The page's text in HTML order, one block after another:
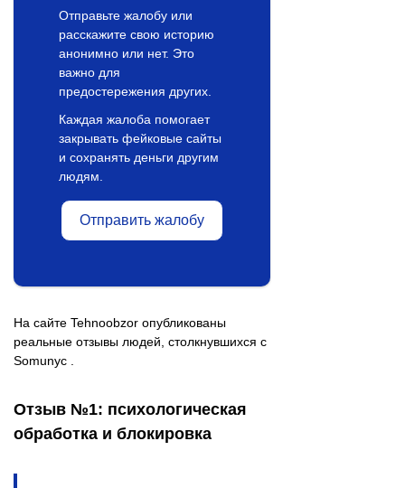
Отправьте жалобу или
расскажите свою историю
анонимно или нет. Это
важно для
предостережения других.
Каждая жалоба помогает
закрывать фейковые сайты
и сохранять деньги другим
людям.
Отправить жалобу
На сайте Tehnoobzor опубликованы
реальные отзывы людей, столкнувшихся с
Somunyc .
Отзыв №1: психологическая
обработка и блокировка